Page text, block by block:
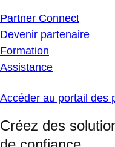
Partner Connect
Devenir partenaire
Formation
Assistance
Accéder au portail des
Créez des